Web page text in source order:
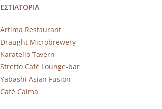
ΕΣΤΙΑΤΟΡΙΑ
Artima Restaurant
Draught Microbrewery
Karatello Tavern
Stretto Café Lounge-bar
Yabashi Asian Fusion
Café Calma